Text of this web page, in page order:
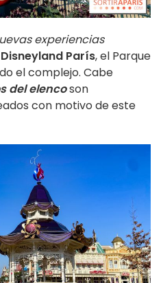
experiencias
Disneyland París, el Parque
el complejo. Cabe
del elencoson
con motivo de este